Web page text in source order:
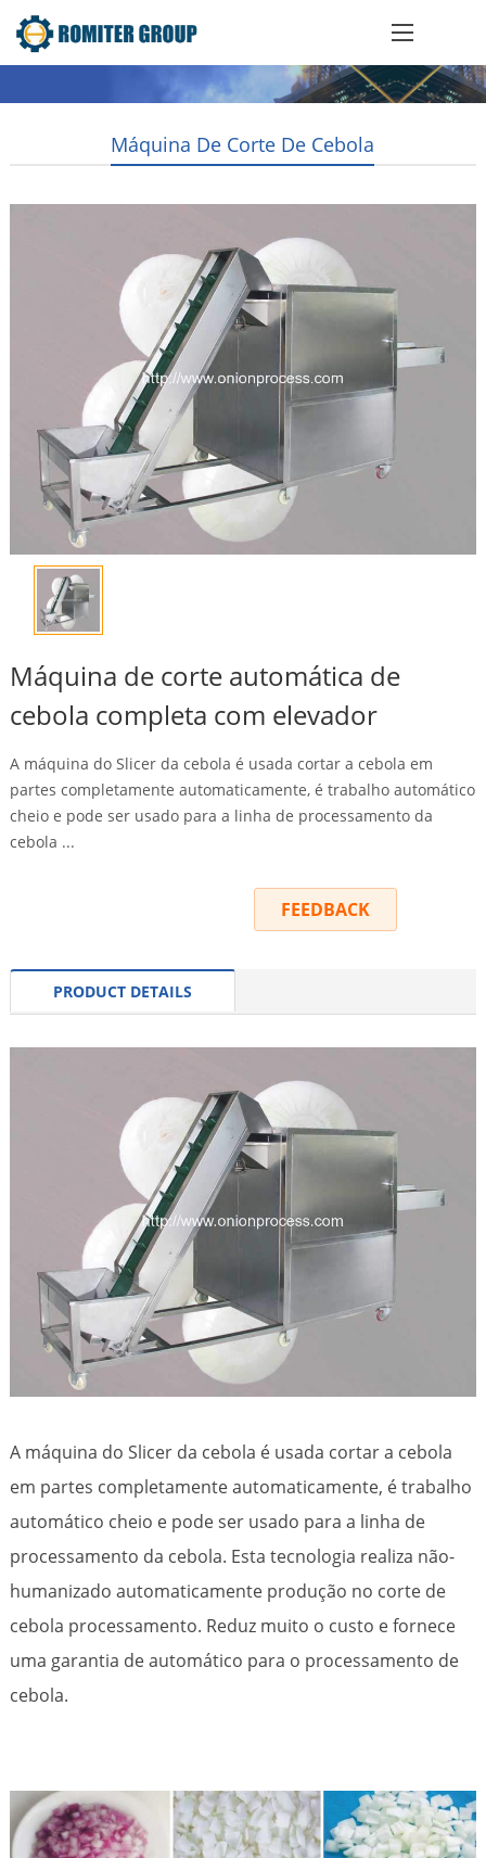
Máquina De Corte De Cebola
Máquina de corte automática de
cebola completa com elevador
A máquina do Slicer da cebola é usada cortar a cebola em
partes completamente automaticamente, é trabalho automático
cheio e pode ser usado para a linha de processamento da
cebola ...
FEEDBACK
PRODUCT DETAILS
A máquina do Slicer da cebola é usada cortar a cebola
em partes completamente automaticamente, é trabalho
automático cheio e pode ser usado para a linha de
processamento da cebola. Esta tecnologia realiza não-
humanizado automaticamente produção no corte de
cebola processamento. Reduz muito o custo e fornece
uma garantia de automático para o processamento de
cebola.